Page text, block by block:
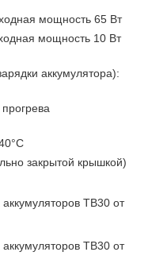
мощность 65 Вт
мощность 10 Вт
аккумулятора):
закрытой крышкой)
TB30 от
TB30 от